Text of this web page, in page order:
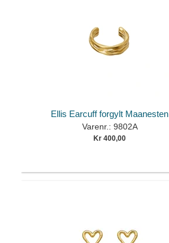
Ellis Earcuff forgylt Maanesten
Varenr.: 9802A
Kr 400,00